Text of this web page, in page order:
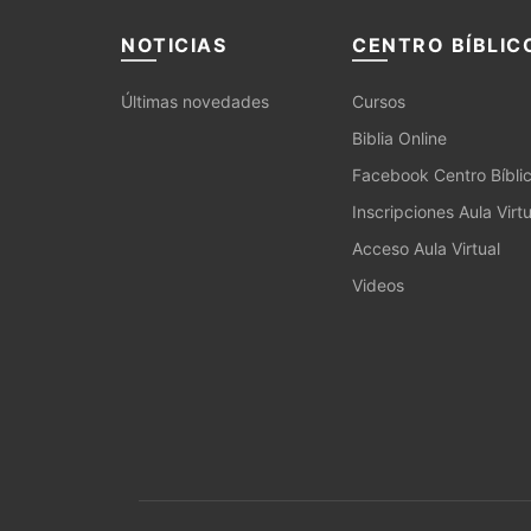
NOTICIAS
Últimas novedades
CENTRO
Cursos
Biblia Online
Facebook Centro
Inscripciones Aula
Acceso Aula Virtual
Videos